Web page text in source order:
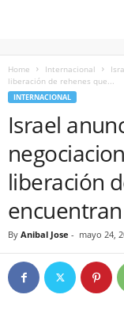
Home Internacional
liberación de rehenes que...
INTERNACIONAL
Israel
liberación
By Anibal Jose - mayo 24,